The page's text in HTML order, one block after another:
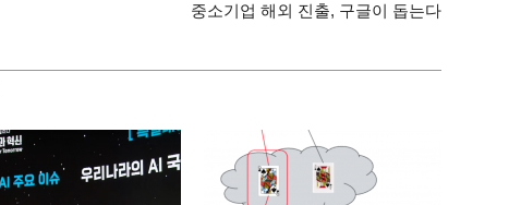
중소기업 해외 진출, 구글이 돕는다